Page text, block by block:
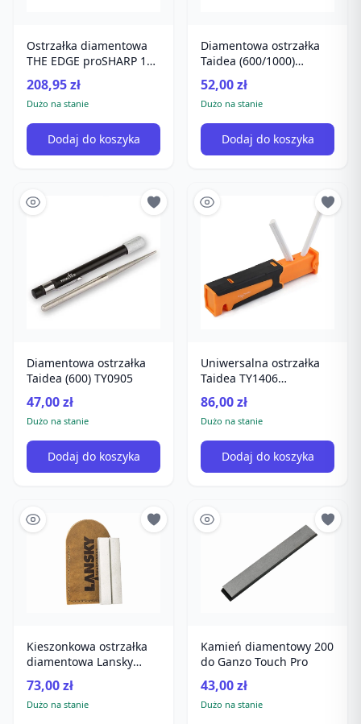
Ostrzałka diamentowa
THE EDGE proSHARP 10-
208,95 zł
Dużo na stanie
Dodaj do koszyka
Diamentowa ostrzałka
Taidea (600/1000)
52,00 zł
Dużo na stanie
Dodaj do koszyka
Diamentowa ostrzałka
Taidea (600) TY0905
47,00 zł
Dużo na stanie
Dodaj do koszyka
Uniwersalna ostrzałka
Taidea TY1406
86,00 zł
Dużo na stanie
Dodaj do koszyka
Kieszonkowa ostrzałka
diamentowa Lansky
Ldpst
73,00 zł
Dużo na stanie
Kamień diamentowy 200
do Ganzo Touch Pro
43,00 zł
Dużo na stanie